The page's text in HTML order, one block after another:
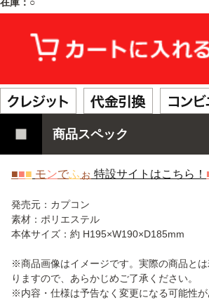
在庫：○
商品スペック
■■■ モンでふ ぉ 特設サイトはこちら！
発売元：カプコン
素材：ポリエステル
本体サイズ：約 H195×W190×D185mm
※商品画像はイメージです。実際の商品と
りますので、あらかじめご了承ください。
※内容・仕様は予告なく変更になる可能性